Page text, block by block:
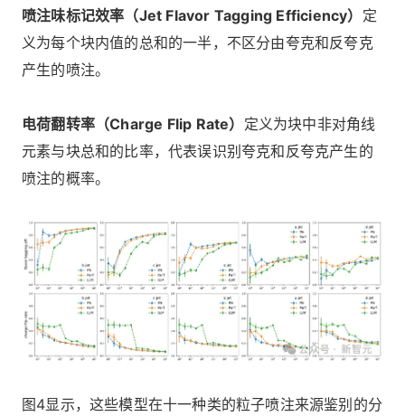
喷注味标记效率（Jet Flavor Tagging Efficiency） 定
义为每个块内值的总和的一半，不区分由夸克和反夸克
产生的喷注。
电荷翻转率（Charge Flip Rate） 定义为块中非对角线
元素与块总和的比率，代表误识别夸克和反夸克产生的
喷注的概率。
图4显示，这些模型在十一种类的粒子喷注来源鉴别的分